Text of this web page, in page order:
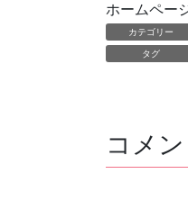
ホームペー
カテゴリー
タグ
コメ